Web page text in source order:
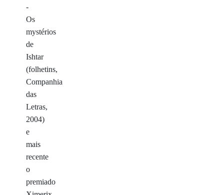
-
Os
mystérios
de
Ishtar
(folhetins,
Companhia
das
Letras,
2004)
e
mais
recente
o
premiado